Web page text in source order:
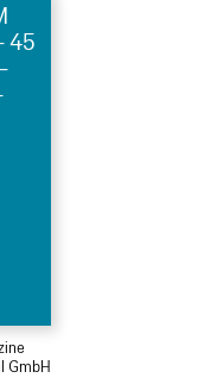
45
GmbH